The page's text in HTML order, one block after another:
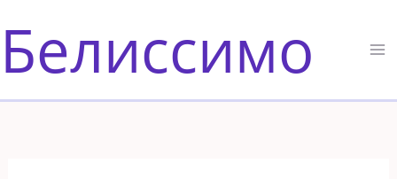
к
содержимому
Белиссимо